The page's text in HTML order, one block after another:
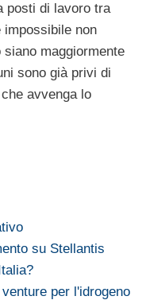
posti di lavoro tra
impossibile non
maggiormente
sono già privi di
avvenga lo
su Stellantis
per l'idrogeno